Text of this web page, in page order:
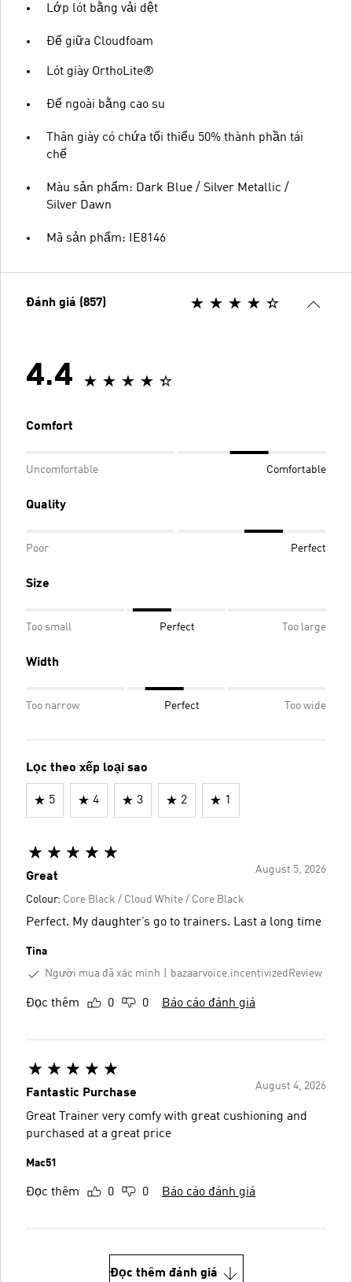
Lớp lót bằng vải dệt
Đế giữa Cloudfoam
Lót giày OrthoLite®
Đế ngoài bằng cao su
Thân giày có chứa tối thiểu 50% thành phần tái
chế
Màu sản phẩm: Dark Blue / Silver Metallic /
Silver Dawn
Mã sản phẩm: IE8146
Đánh giá (857)
4.4
Comfort
Uncomfortable Comfortable
Quality
Poor Perfect
Size
Too small Perfect Too large
Width
Too narrow Perfect Too wide
Lọc theo xếp loại sao
5 4 3 2 1
August 5, 2026
Great
Colour: Core Black / Cloud White / Core Black
Perfect. My daughter’s go to trainers. Last a long time
Tina
Người mua đã xác minh
bazaarvoice.incentivizedReview
Đọc thêm 0 0 Báo cáo đánh giá
August 4, 2026
Fantastic Purchase
Great Trainer very comfy with great cushioning and
purchased at a great price
Mac51
Đọc thêm 0 0 Báo cáo đánh giá
Đọc thêm đánh giá